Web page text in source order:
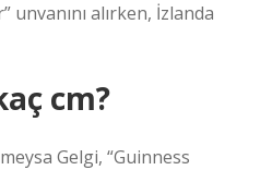
unvanını alırken, İzlanda
cm?
Gelgi, “Guinness